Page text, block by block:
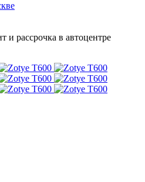
и рассрочка в автоцентре